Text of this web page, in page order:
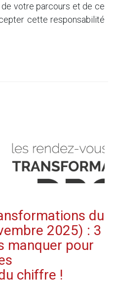
votre parcours et de ce
cette responsabilité
du
2025) : 3
manquer pour
chiffre !